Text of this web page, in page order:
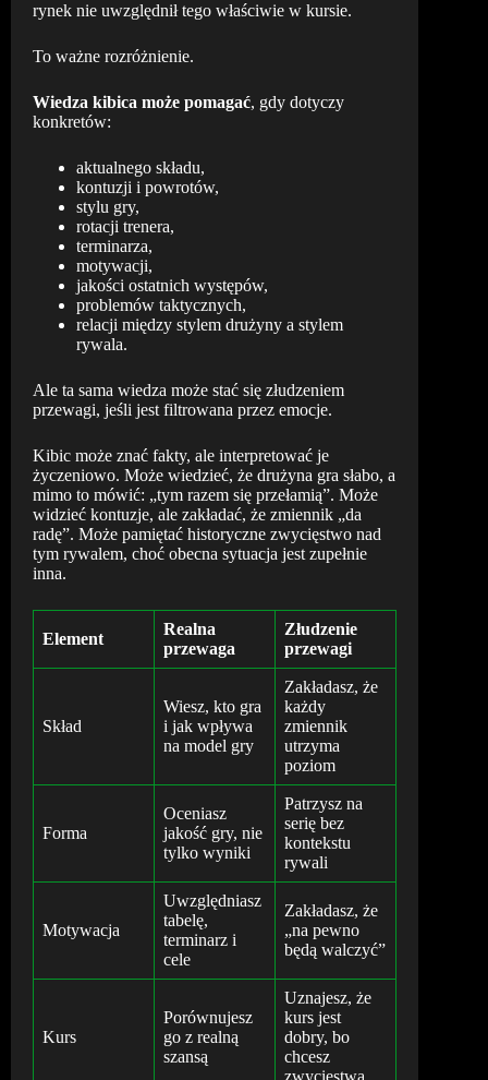
rynek nie uwzględnił tego właściwie w kursie.
To ważne rozróżnienie.
Wiedza kibica może pomagać, gdy dotyczy
konkretów:
aktualnego składu,
kontuzji i powrotów,
stylu gry,
rotacji trenera,
terminarza,
motywacji,
jakości ostatnich występów,
problemów taktycznych,
relacji między stylem drużyny a stylem
rywala.
Ale ta sama wiedza może stać się złudzeniem
przewagi, jeśli jest filtrowana przez emocje.
Kibic może znać fakty, ale interpretować je
życzeniowo. Może wiedzieć, że drużyna gra słabo, a
mimo to mówić: „tym razem się przełamią”. Może
widzieć kontuzje, ale zakładać, że zmiennik „da
radę”. Może pamiętać historyczne zwycięstwo nad
tym rywalem, choć obecna sytuacja jest zupełnie
inna.
Element
Realna
przewaga
Złudzenie
przewagi
Skład
Wiesz, kto gra
i jak wpływa
na model gry
Zakładasz, że
każdy
zmiennik
utrzyma
poziom
Forma
Oceniasz
jakość gry, nie
tylko wyniki
Patrzysz na
serię bez
kontekstu
rywali
Motywacja
Uwzględniasz
tabelę,
terminarz i
cele
Zakładasz, że
„na pewno
będą walczyć”
Kurs
Porównujesz
go z realną
szansą
Uznajesz, że
kurs jest
dobry, bo
chcesz